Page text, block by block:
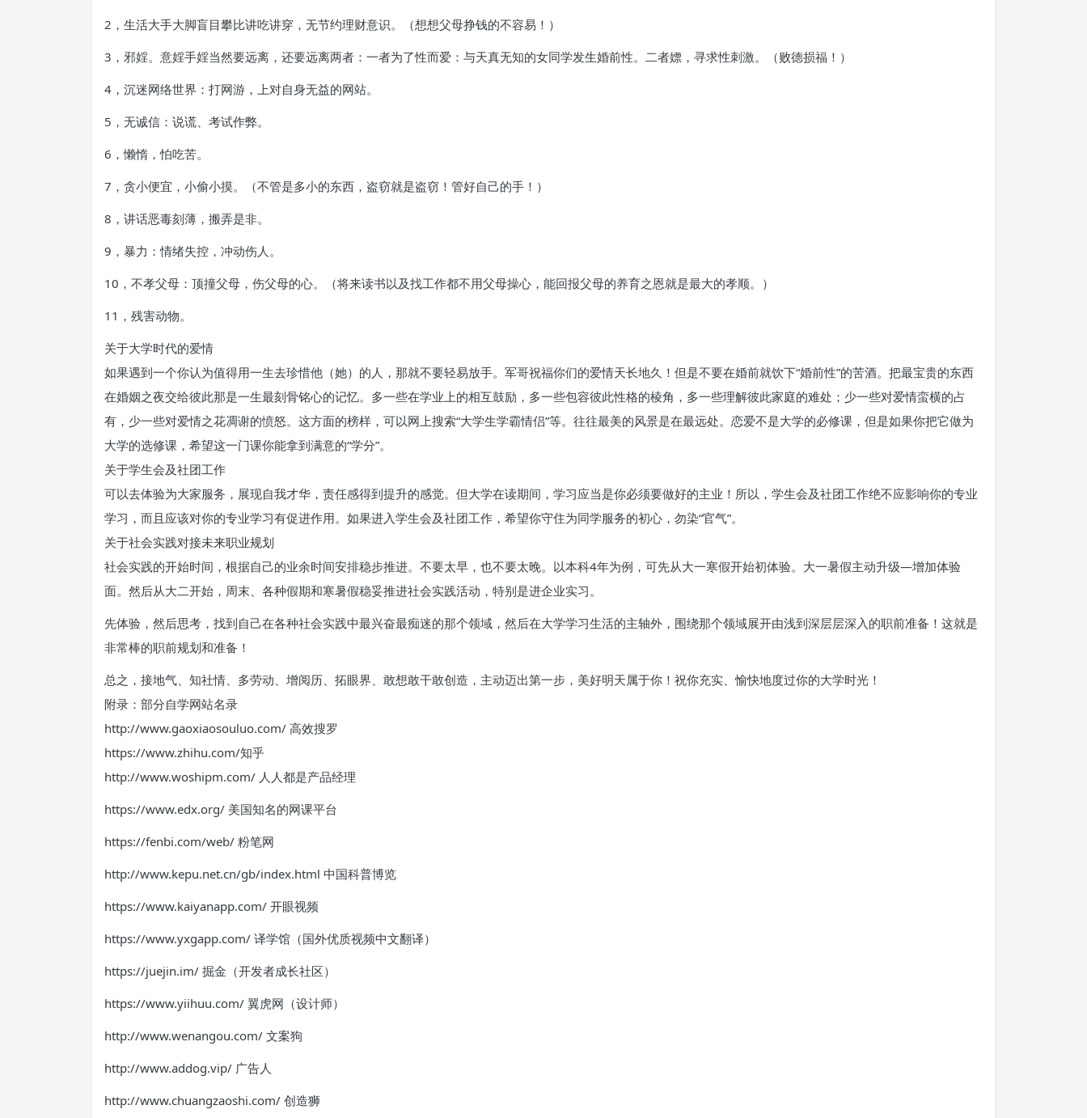
2，生活大手大脚盲目攀比讲吃讲穿，无节约理财意识。（想想父母挣钱的不容易！）
3，邪婬。意婬手婬当然要远离，还要远离两者：一者为了性而爱：与天真无知的女同学发生婚前性。二者嫖，寻求性刺激。（败德损福！）
4，沉迷网络世界：打网游，上对自身无益的网站。
5，无诚信：说谎、考试作弊。
6，懒惰，怕吃苦。
7，贪小便宜，小偷小摸。（不管是多小的东西，盗窃就是盗窃！管好自己的手！）
8，讲话恶毒刻薄，搬弄是非。
9，暴力：情绪失控，冲动伤人。
10，不孝父母：顶撞父母，伤父母的心。（将来读书以及找工作都不用父母操心，能回报父母的养育之恩就是最大的孝顺。）
11，残害动物。
关于大学时代的爱情
如果遇到一个你认为值得用一生去珍惜他（她）的人，那就不要轻易放手。军哥祝福你们的爱情天长地久！但是不要在婚前就饮下“婚前性”的苦酒。把最宝贵的东西
在婚姻之夜交给彼此那是一生最刻骨铭心的记忆。多一些在学业上的相互鼓励，多一些包容彼此性格的棱角，多一些理解彼此家庭的难处；少一些对爱情蛮横的占
有，少一些对爱情之花凋谢的愤怒。这方面的榜样，可以网上搜索“大学生学霸情侣”等。往往最美的风景是在最远处。恋爱不是大学的必修课，但是如果你把它做为
大学的选修课，希望这一门课你能拿到满意的“学分”。
关于学生会及社团工作
可以去体验为大家服务，展现自我才华，责任感得到提升的感觉。但大学在读期间，学习应当是你必须要做好的主业！所以，学生会及社团工作绝不应影响你的专业
学习，而且应该对你的专业学习有促进作用。如果进入学生会及社团工作，希望你守住为同学服务的初心，勿染“官气”。
关于社会实践对接未来职业规划
社会实践的开始时间，根据自己的业余时间安排稳步推进。不要太早，也不要太晚。以本科4年为例，可先从大一寒假开始初体验。大一暑假主动升级—增加体验
面。然后从大二开始，周末、各种假期和寒暑假稳妥推进社会实践活动，特别是进企业实习。
先体验，然后思考，找到自己在各种社会实践中最兴奋最痴迷的那个领域，然后在大学学习生活的主轴外，围绕那个领域展开由浅到深层层深入的职前准备！这就是
非常棒的职前规划和准备！
总之，接地气、知社情、多劳动、增阅历、拓眼界、敢想敢干敢创造，主动迈出第一步，美好明天属于你！祝你充实、愉快地度过你的大学时光！
附录：部分自学网站名录
http://www.gaoxiaosouluo.com/ 高效搜罗
https://www.zhihu.com/知乎
http://www.woshipm.com/ 人人都是产品经理
https://www.edx.org/ 美国知名的网课平台
https://fenbi.com/web/ 粉笔网
http://www.kepu.net.cn/gb/index.html 中国科普博览
https://www.kaiyanapp.com/ 开眼视频
https://www.yxgapp.com/ 译学馆（国外优质视频中文翻译）
https://juejin.im/ 掘金（开发者成长社区）
https://www.yiihuu.com/ 翼虎网（设计师）
http://www.wenangou.com/ 文案狗
http://www.addog.vip/ 广告人
http://www.chuangzaoshi.com/ 创造狮